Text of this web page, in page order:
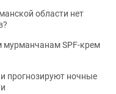
области нет
мурманчанам SPF-крем
прогнозируют ночные